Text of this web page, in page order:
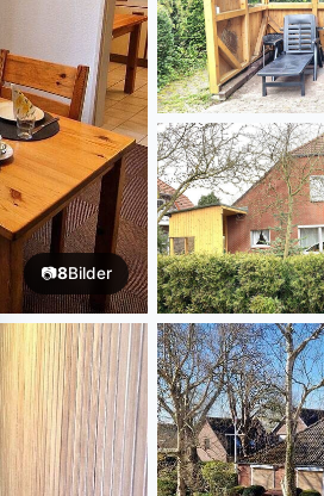
📷8Bilder